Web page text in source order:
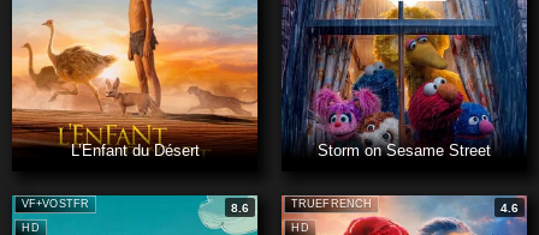
L’Enfant du Désert Storm on Sesame Street
HD
VF+VOSTFR 8.6
HD
TRUEFRENCH 4.6